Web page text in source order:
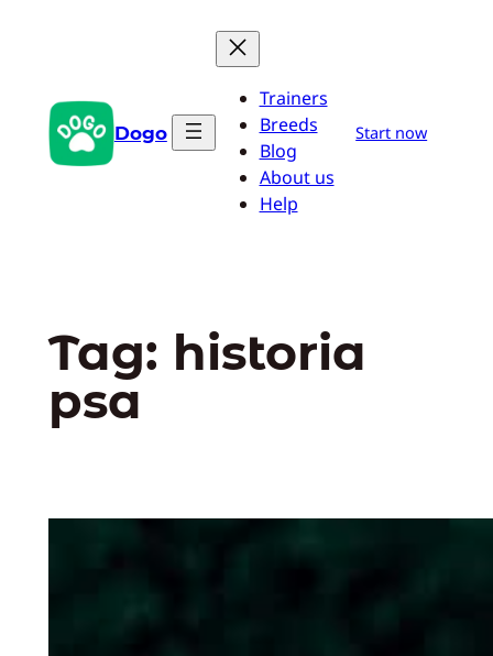
Dogo
Trainers
Breeds
Blog
About us
Help
Start now
Tag: historia
psa